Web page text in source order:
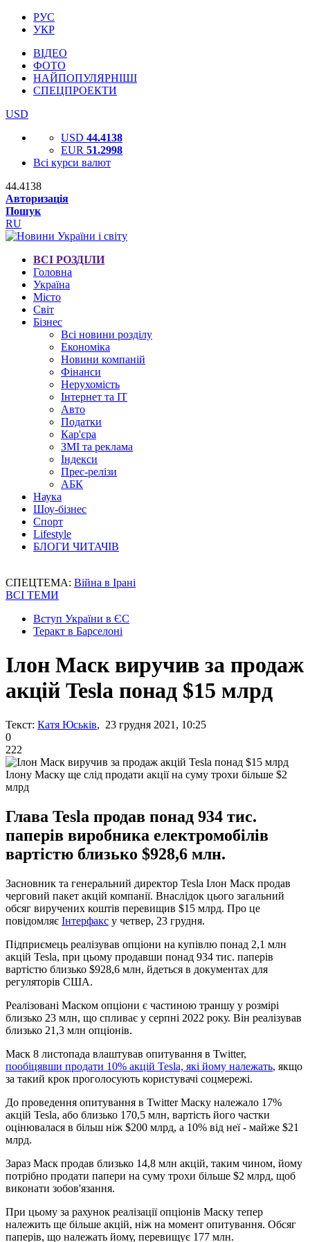
РУС
УКР
ВІДЕО
ФОТО
НАЙПОПУЛЯРНІШІ
СПЕЦПРОЕКТИ
USD
USD 44.4138
EUR 51.2998
Всі курси валют
44.4138
Авторизація
Пошук
RU
ВСІ РОЗДІЛИ
Головна
Україна
Місто
Світ
Бізнес
Всі новини розділу
Економіка
Новини компаній
Фінанси
Нерухомість
Інтернет та IT
Авто
Податки
Кар'єра
ЗМІ та реклама
Індекси
Прес-релізи
АБК
Наука
Шоу-бізнес
Спорт
Lifestyle
БЛОГИ ЧИТАЧІВ
СПЕЦТЕМА: Війна в Ірані
ВСІ ТЕМИ
Вступ України в ЄС
Теракт в Барселоні
Ілон Маск виручив за продаж
акцій Tesla понад $15 млрд
Текст: Катя Юськів, 23 грудня 2021, 10:25
0
222
Ілону Маску ще слід продати акції на суму трохи більше $2
млрд
Глава Tesla продав понад 934 тис.
паперів виробника електромобілів
вартістю близько $928,6 млн.
Засновник та генеральний директор Tesla Ілон Маск продав
черговий пакет акцій компанії. Внаслідок цього загальний
обсяг виручених коштів перевищив $15 млрд. Про це
повідомляє Інтерфакс у четвер, 23 грудня.
Підприємець реалізував опціони на купівлю понад 2,1 млн
акцій Tesla, при цьому продавши понад 934 тис. паперів
вартістю близько $928,6 млн, йдеться в документах для
регуляторів США.
Реалізовані Маском опціони є частиною траншу у розмірі
близько 23 млн, що спливає у серпні 2022 року. Він реалізував
близько 21,3 млн опціонів.
Маск 8 листопада влаштував опитування в Twitter,
пообіцявши продати 10% акцій Tesla, які йому належать, якщо
за такий крок проголосують користувачі соцмережі.
До проведення опитування в Twitter Маску належало 17%
акцій Tesla, або близько 170,5 млн, вартість його частки
оцінювалася в більш ніж $200 млрд, а 10% від неї - майже $21
млрд.
Зараз Маск продав близько 14,8 млн акцій, таким чином, йому
потрібно продати папери на суму трохи більше $2 млрд, щоб
виконати зобов'язання.
При цьому за рахунок реалізації опціонів Маску тепер
належить ще більше акцій, ніж на момент опитування. Обсяг
паперів, що належать йому, перевищує 177 млн.